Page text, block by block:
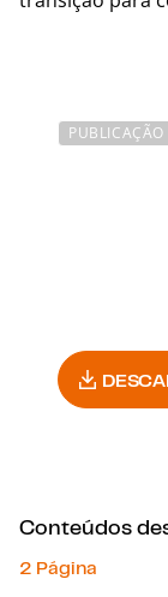
PUBLICAÇÃO
Conteúdos
2 Página